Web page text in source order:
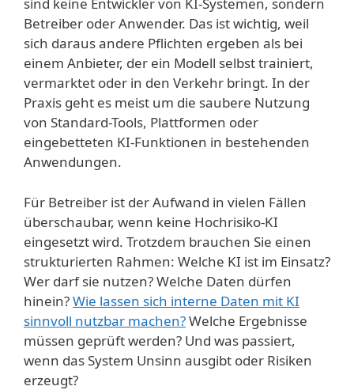
sind keine Entwickler von KI-Systemen, sondern
Betreiber oder Anwender. Das ist wichtig, weil
sich daraus andere Pflichten ergeben als bei
einem Anbieter, der ein Modell selbst trainiert,
vermarktet oder in den Verkehr bringt. In der
Praxis geht es meist um die saubere Nutzung
von Standard-Tools, Plattformen oder
eingebetteten KI-Funktionen in bestehenden
Anwendungen.
Für Betreiber ist der Aufwand in vielen Fällen
überschaubar, wenn keine Hochrisiko-KI
eingesetzt wird. Trotzdem brauchen Sie einen
strukturierten Rahmen: Welche KI ist im Einsatz?
Wer darf sie nutzen? Welche Daten dürfen
hinein?Wie lassen sich interne Daten mit KI
sinnvoll nutzbar machen?Welche Ergebnisse
müssen geprüft werden? Und was passiert,
wenn das System Unsinn ausgibt oder Risiken
erzeugt?